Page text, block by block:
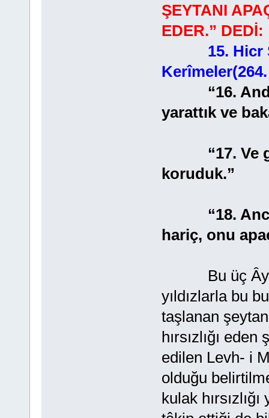
ŞEYTANI
EDER.” DEDİ:
15. Hicr
“16.
yarattık ve
“17. Ve
koruduk.”
“18. Ancak
hariç, onu
Bu üç Âyet’
yıldızlarla bu
taşlanan
hırsızlığı
edilen Levh- i
olduğu
kulak